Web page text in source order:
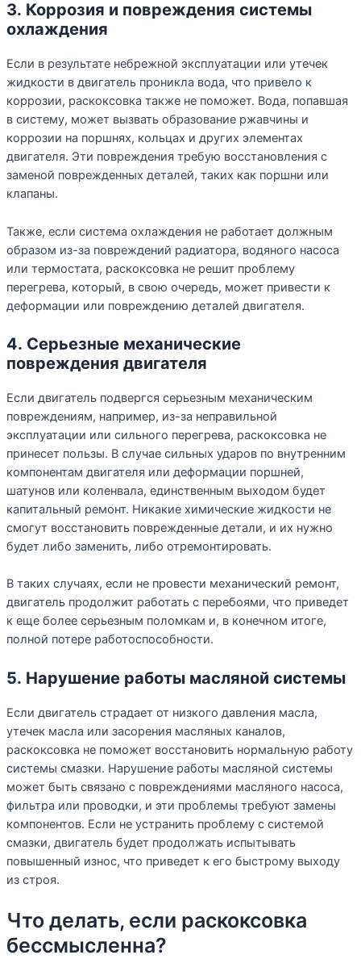
3. Коррозия и повреждения системы
охлаждения
Если в результате небрежной эксплуатации или утечек
жидкости в двигатель проникла вода, что привело к
коррозии, раскоксовка также не поможет. Вода, попавшая
в систему, может вызвать образование ржавчины и
коррозии на поршнях, кольцах и других элементах
двигателя. Эти повреждения требую восстановления с
заменой поврежденных деталей, таких как поршни или
клапаны.
Также, если система охлаждения не работает должным
образом из-за повреждений радиатора, водяного насоса
или термостата, раскоксовка не решит проблему
перегрева, который, в свою очередь, может привести к
деформации или повреждению деталей двигателя.
4. Серьезные механические
повреждения двигателя
Если двигатель подвергся серьезным механическим
повреждениям, например, из-за неправильной
эксплуатации или сильного перегрева, раскоксовка не
принесет пользы. В случае сильных ударов по внутренним
компонентам двигателя или деформации поршней,
шатунов или коленвала, единственным выходом будет
капитальный ремонт. Никакие химические жидкости не
смогут восстановить поврежденные детали, и их нужно
будет либо заменить, либо отремонтировать.
В таких случаях, если не провести механический ремонт,
двигатель продолжит работать с перебоями, что приведет
к еще более серьезным поломкам и, в конечном итоге,
полной потере работоспособности.
5. Нарушение работы масляной системы
Если двигатель страдает от низкого давления масла,
утечек масла или засорения масляных каналов,
раскоксовка не поможет восстановить нормальную работу
системы смазки. Нарушение работы масляной системы
может быть связано с повреждениями масляного насоса,
фильтра или проводки, и эти проблемы требуют замены
компонентов. Если не устранить проблему с системой
смазки, двигатель будет продолжать испытывать
повышенный износ, что приведет к его быстрому выходу
из строя.
Что делать, если раскоксовка
бессмысленна?